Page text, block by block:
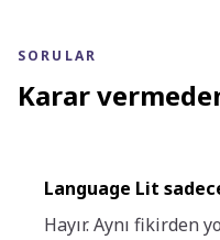
SORULAR
Karar
Language Lit
Hayır. Aynı fikirden